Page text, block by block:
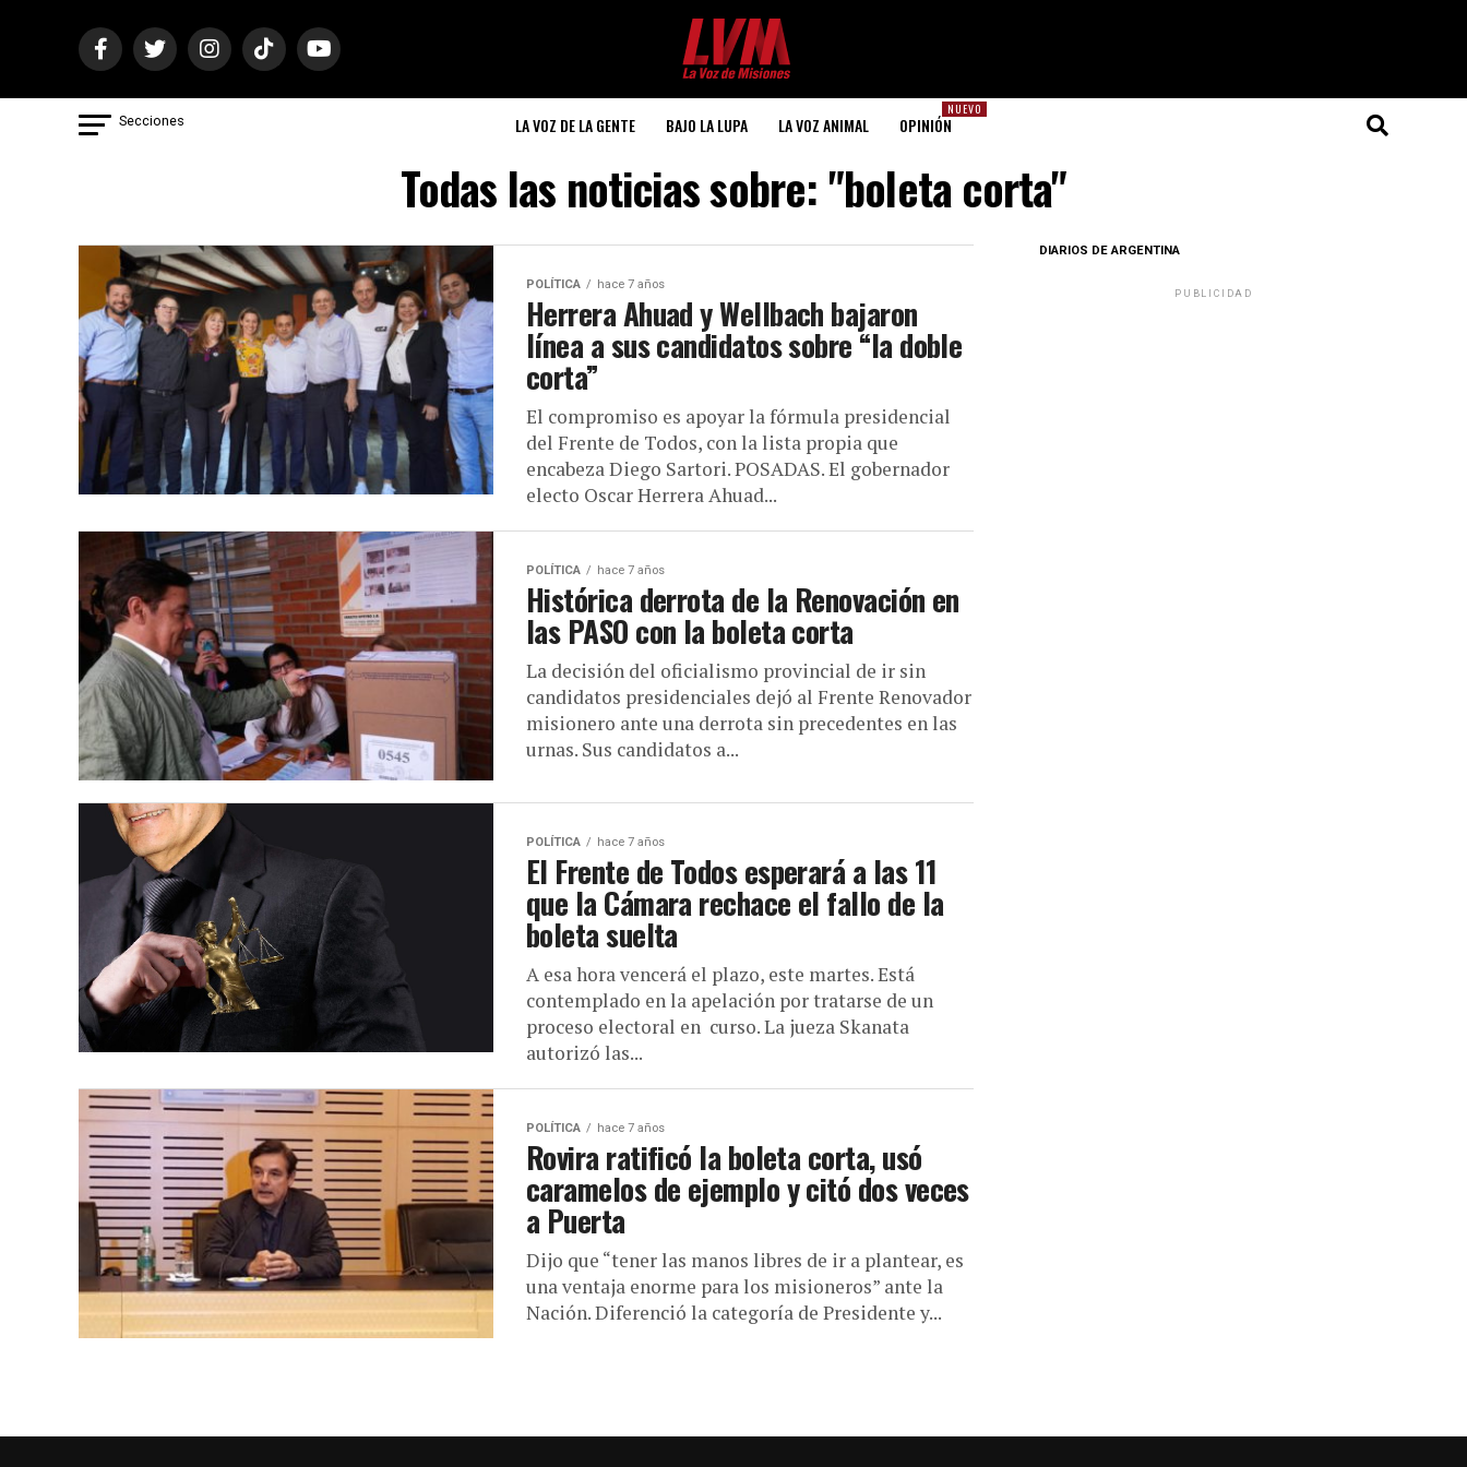
Secciones LA VOZ DE LA GENTE BAJO LA LUPA LA VOZ ANIMAL
NUEVO
OPINIÓN
Todas las noticias sobre: "boleta corta"
POLÍTICA hace 7 años
Herrera Ahuad y Wellbach bajaron
línea a sus candidatos sobre “la doble
corta”
El compromiso es apoyar la fórmula presidencial
del Frente de Todos, con la lista propia que
encabeza Diego Sartori. POSADAS. El gobernador
electo Oscar Herrera Ahuad...
POLÍTICA hace 7 años
Histórica derrota de la Renovación en
las PASO con la boleta corta
La decisión del oficialismo provincial de ir sin
candidatos presidenciales dejó al Frente Renovador
misionero ante una derrota sin precedentes en las
urnas. Sus candidatos a...
POLÍTICA hace 7 años
El Frente de Todos esperará a las 11
que la Cámara rechace el fallo de la
boleta suelta
A esa hora vencerá el plazo, este martes. Está
contemplado en la apelación por tratarse de un
proceso electoral en curso. La jueza Skanata
autorizó las...
POLÍTICA hace 7 años
Rovira ratificó la boleta corta, usó
caramelos de ejemplo y citó dos veces
a Puerta
Dijo que “tener las manos libres de ir a plantear, es
una ventaja enorme para los misioneros” ante la
Nación. Diferenció la categoría de Presidente y...
DIARIOS DE ARGENTINA
PUBLICIDAD